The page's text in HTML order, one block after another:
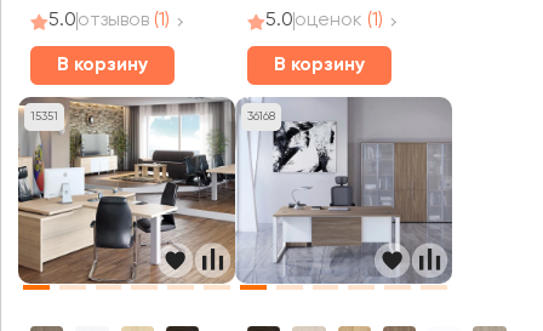
5.0отзывов (1)
В корзину
5.0оценок (1)
В корзину
15351 36168